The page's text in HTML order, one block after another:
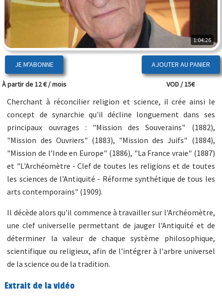
1:04:26
JE M'ABONNE
À partir de 12 € / mois VOD / 15€
Cherchant à réconcilier religion et science, il crée ainsi le
concept de synarchie qu'il décline longuement dans ses
principaux ouvrages : "Mission des Souverains" (1882),
"Mission des Ouvriers" (1883), "Mission des Juifs" (1884),
"Mission de l’Inde en Europe" (1886), "La France vraie" (1887)
et "L'Archéomètre - Clef de toutes les religions et de toutes
les sciences de l'Antiquité - Réforme synthétique de tous les
arts contemporains" (1909).
Il décède alors qu'il commence à travailler sur l'Archéomètre,
une clef universelle permettant de jauger l'Antiquité et de
déterminer la valeur de chaque système philosophique,
scientifique ou religieux, afin de l'intégrer à l'arbre universel
de la science ou de la tradition.
Extrait de la vidéo